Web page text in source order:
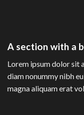
A section with a
Lorem ipsum dolor sit
diam nonummy nibh
magna aliquam erat